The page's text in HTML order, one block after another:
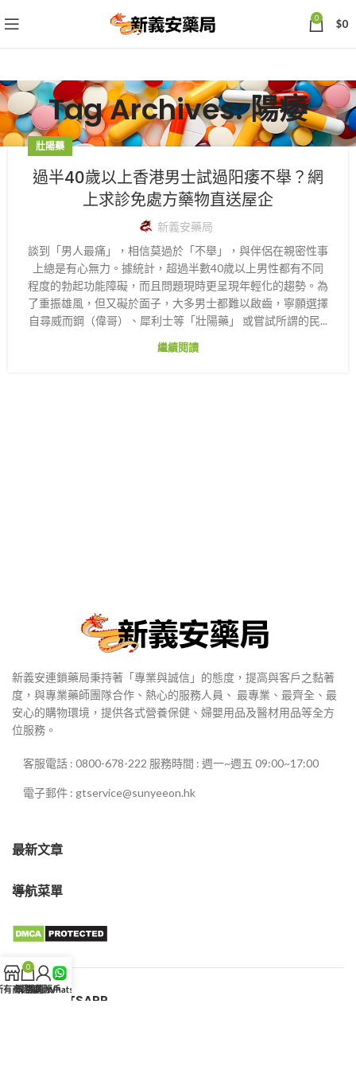
0 $0
Tag Archives: 陽痿
壯陽藥
過半40歲以上香港男士試過阳痿不舉？網
上求診免處方藥物直送屋企
新義安藥局
談到「男人最痛」，相信莫過於「不舉」，與伴侶在親密性事
上總是有心無力。據統計，超過半數40歲以上男性都有不同
程度的勃起功能障礙，而且問題現時更呈現年輕化的趨勢。為
了重振雄風，但又礙於面子，大多男士都難以啟齒，寧願選擇
自尋威而鋼（偉哥）、犀利士等「壯陽藥」 或嘗試所謂的民...
繼續閱讀
新義安連鎖藥局秉持著「專業與誠信」的態度，提高與客戶之黏著
度，與專業藥師團隊合作、熱心的服務人員、 最專業、最齊全、最
安心的購物環境，提供各式營養保健、婦嬰用品及醫材用品等全方
位服務。
客服電話 : 0800-678-222 服務時間 : 週一~週五 09:00~17:00
電子郵件 : gtservice@sunyeeon.hk
最新文章
導航菜單
客服WHATSAPP
有商品
0
購物車我的賬戶
客服WhatsApp